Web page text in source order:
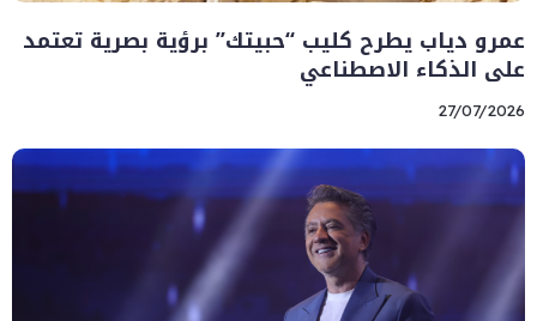
عمرو دياب يطرح كليب “حبيتك” برؤية بصرية تعتمد
على الذكاء الاصطناعي
27/07/2026